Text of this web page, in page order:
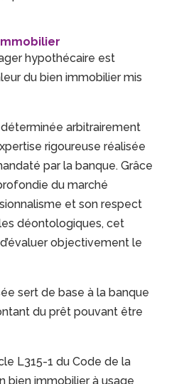
hypothécaire est
du bien immobilier mis
arbitrairement
rigoureuse réalisée
par la banque. Grâce
du marché
et son respect
déontologiques, cet
objectivement le
sert de base à la banque
du prêt pouvant être
L315-1 du Code de la
bien immobilier à usage